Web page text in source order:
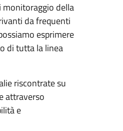
monitoraggio della
da frequenti
esprimere
di tutta la linea
riscontrate su
attraverso
e